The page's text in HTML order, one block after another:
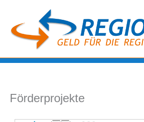
springen
Förderprojekte